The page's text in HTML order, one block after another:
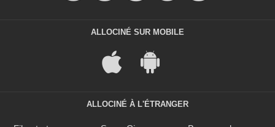
ALLOCINÉ SUR MOBILE
ALLOCINÉ À L'ÉTRANGER